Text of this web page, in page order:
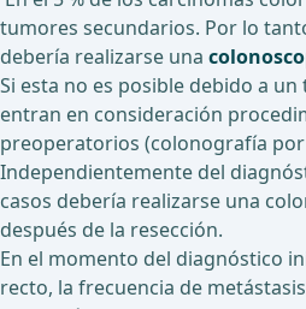
tumores secundarios. Por lo
debería realizarse una
Si esta no es posible debido a
entran en consideración
preoperatorios (colonografía por
Independientemente del
casos debería realizarse una
después de la resección.
En el momento del diagnóstico
recto, la frecuencia de